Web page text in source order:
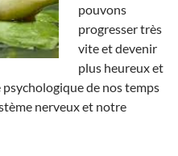
pouvons
progresser très
vite et devenir
plus heureux et
de nos temps
nerveux et notre